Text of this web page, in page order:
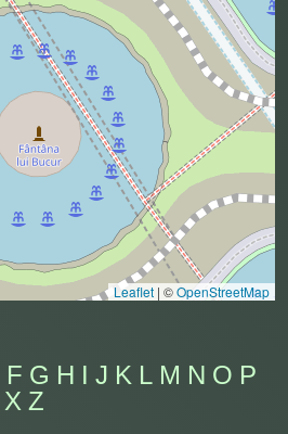
Leaflet | ©OpenStreetMap
F G H I J K L M N O P
X Z